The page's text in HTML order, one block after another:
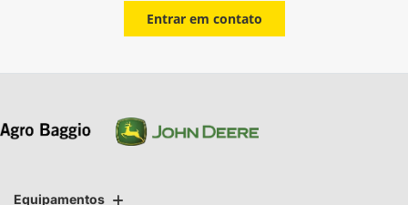
Entrar em contato
Equipamentos